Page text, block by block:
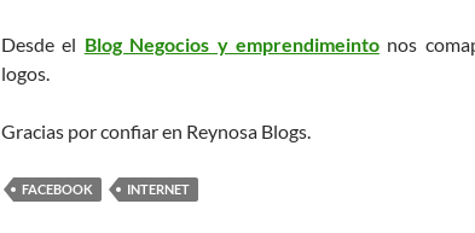
Desde el Blog Negocios y emprendimeintonos
logos.
Gracias por confiar en Reynosa Blogs.
FACEBOOK INTERNET